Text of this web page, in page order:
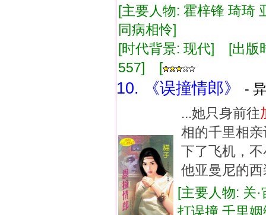
[主要人物: 霍梓锋 琦
同病相怜]
[时代背景: 现代] [出
557] [
10. 《误撞情郎》
-
...她只身前往
相的千里相
下了飞机，
他亚曼尼的
[主要人物: 关
打误撞,千里